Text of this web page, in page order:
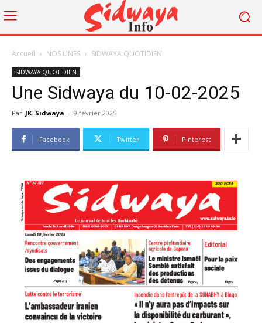
Accueil NOS UNES SIDWAYA QUOTIDIEN
SIDWAYA QUOTIDIEN
Une Sidwaya du 10-02-2025
Par JK. Sidwaya - 9 février 2025
Facebook Twitter Pinterest